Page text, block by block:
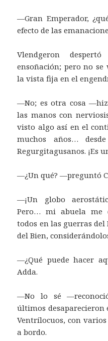
—Gran Emperador,
efecto de las
Vlendgeron
ensoñación; pero no
la vista fija en el
—No; es otra cosa
las manos con
visto algo así en el
muchos años…
Regurgitagusanos. ¡Es
—¿Un qué? —preguntó
—¡Un globo
Pero… mi abuela me
todos en las guerras del
del Bien,
—¿Qué puede hacer
Adda.
—No lo sé
últimos desaparecieron
Ventrílocuos, con
a bordo.